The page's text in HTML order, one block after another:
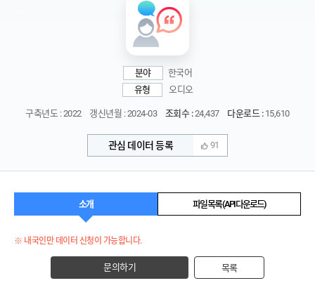
분야
한국어
유형
오디오
구축년도 : 2022 갱신년월 : 2024-03 조회수 :24,437 다운로드 :15,610
관심 데이터 등록 91
소개 파일 목록 (API 다운로드)
※ 내국인만 데이터 신청이 가능합니다.
문의하기 목록